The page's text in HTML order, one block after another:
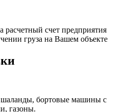
расчетный счет предприятия
груза на Вашем объекте
бортовые машины с
газоны.